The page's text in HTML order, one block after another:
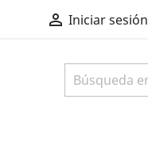
 Iniciar sesión